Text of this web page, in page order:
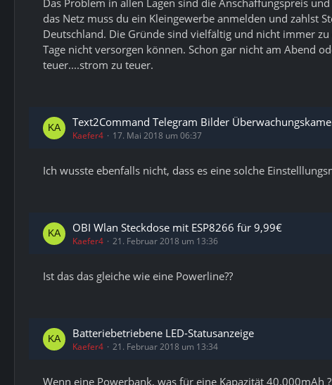
Das Problem in allen Lagen sind die Anschaffungspreis
das Netz muss du ein Kleingewerbe anmelden und zahlst
Deutschland. Die Gründe sind vielfältig und nicht immer
Tage nicht versorgen können. Schon gar nicht am Abend
teuer....strom zu teuer.
Text2Command Telegram Bilder
Kaefer4 17. Mai 2018 um 06:37
Ich wusste ebenfalls nicht, dass es eine solche
OBI Wlan Steckdose mit ESP8266 für 9,99€
Kaefer4 21. Februar 2018 um 13:36
Ist das das gleiche wie eine Powerline??
Batteriebetriebene LED-Statusanzeige
Kaefer4 21. Februar 2018 um 13:34
Wenn eine Powerbank, was für eine Kapazität 40.000mAh ?